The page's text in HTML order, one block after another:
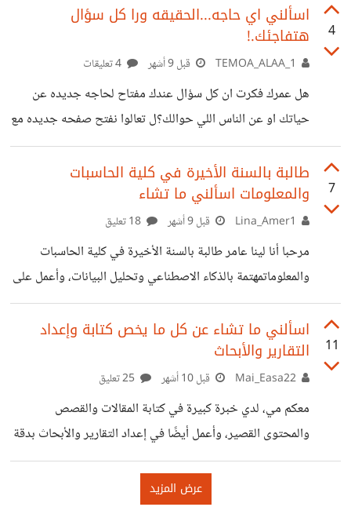
ومنها السلبية، الكثير من الخبرات ومواقف لا تحدث في الحياة
التقليدية دائمًا ما يجول في ذهني إن كنت سأخوض نفس
التجربة مرة أخرى إذا عاد بي الزمن.
4
اسألني اي حاجه...الحقيقه ورا كل سؤال
هتفاجئك.!
قبل 9 أشهر
هل عمرك فكرت ان كل سؤال عندك مفتاح لحاجه جديده عن
حياتك او عن الناس اللي حوالك؟ل تعالوا نفتح صفحه جديده مع
بعض اسألني ف اي حاجه اي حاجه حرفياً! زي ازاي ابدأ يومي
بنشاط ؟ ايه اهم قرار ممكن يغير حياتي؟ عندي هنا مفيش اي
سؤال سخيف خالص كل سؤال ليه معني وليه قيمه كبيره وليه رد
عندي تديك منظور جديد عن الحياه ايه اللي يخليك فضولي؟
هل ده الفضول الطبيعي ولا الفضول اللي جواك دايمًا عايز يعرف
الحقيقه؟كل
7
طالبة بالسنة الأخيرة في كلية الحاسبات
والمعلومات اسألني ما تشاء
قبل 9 أشهر
مرحبا أنا لينا عامر طالبة بالسنة الأخيرة في كلية الحاسبات
والمعلوماتمهتمة بالذكاء الاصطناعي وتحليل البيانات، وأعمل على
تحويل المفاهيم التقنية المعقدة إلى أفكار بسيطة وسهلة
التطبيق.خلال دراستي، شاركت في تصميم خوارزميات تعلم آلي
لحل مشكلات واقعية، واشتغلت على تحليل الصور والبيانات
ضمن مشاريع أكاديمية وتدريبية متنوعة وعمل فعلي على منصات
العمل الحر . أحب أن أشارك ما تعلمته معكم، اسألني عن أي شيء
يتعلق بـالدراسة تعلم الآلة، البرمجة، المشاريع الأكاديمية، أو
11
اسألني ما تشاء عن كل ما يخص كتابة وإعداد
التقارير والأبحاث
قبل 10 أشهر
معكم مي، لدي خبرة كبيرة في كتابة المقالات والقصص
والمحتوى القصير، وأعمل أيضًا في إعداد التقارير والأبحاث بدقة
واحترافية. أحب الكتابة وأستمتع بتحويل الأفكار لنصوص تصل
للقارئ بسهولة وتترك أثر. عملت على تقارير وأبحاث متنوعة،